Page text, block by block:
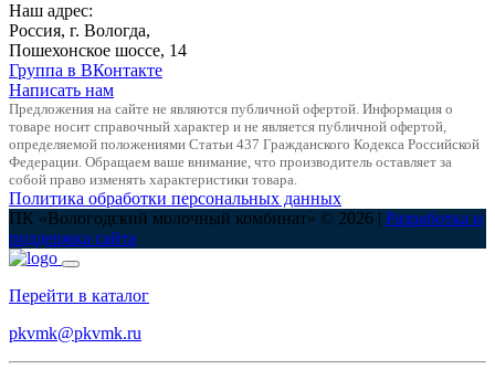
Наш адрес:
Россия, г. Вологда,
Пошехонское шоссе, 14
Группа в ВКонтакте
Написать нам
Предложения на сайте не являются публичной офертой. Информация о
товаре носит справочный характер и не является публичной офертой,
определяемой положениями Статьи 437 Гражданского Кодекса Российской
Федерации. Обращаем ваше внимание, что производитель оставляет за
собой право изменять характеристики товара.
Политика обработки персональных данных
ПК «Вологодский молочный комбинат» © 2026 | Разработка и
поддержка сайта
Перейти в каталог
pkvmk@pkvmk.ru